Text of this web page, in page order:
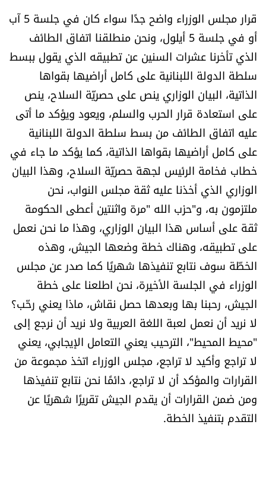
اقرأ تضحك
كاميرا
سجالات
صحّة وصحن
الرياضة
منوّعات
حظّك اليوم
للتاريخ
فيديو
من نحن
للتواصل معنا
شروط الاستخدام
شروط الإشتراك
قرار مجلس الوزراء واضح جدًا سواء كان في جلسة 5 آب
أو في جلسة 5 أيلول، ونحن منطلقنا اتفاق الطائف
الذي تأخرنا عشرات السنين عن تطبيقه الذي يقول ببسط
سلطة الدولة اللبنانية على كامل أراضيها بقواها
الذاتية، البيان الوزاري ينص على حصريّة السلاح، ينص
على استعادة قرار الحرب والسلم، ويعود ويؤكد ما أتى
عليه اتفاق الطائف من بسط سلطة الدولة اللبنانية
على كامل أراضيها بقواها الذاتية، كما يؤكد ما جاء في
خطاب فخامة الرئيس لجهة حصريّة السلاح، وهذا البيان
الوزاري الذي أخذنا عليه ثقة مجلس النواب، نحن
ملتزمون به، و"حزب الله "مرة واثنتين أعطى الحكومة
ثقة على أساس هذا البيان الوزاري، وهذا ما نحن نعمل
على تطبيقه، وهناك خطة وضعها الجيش، وهذه
الخطّة سوف نتابع تنفيذها شهريًا كما صدر عن مجلس
الوزراء في الجلسة الأخيرة، نحن اطلعنا على خطة
الجيش، رحبنا بها وبعدها حصل نقاش، ماذا يعني رحّب؟
لا نريد أن نعمل لعبة اللغة العربية ولا نريد أن نرجع إلى
"محيط المحيط"، الترحيب يعني التعامل الإيجابي، يعني
لا تراجع وأكيد لا تراجع، مجلس الوزراء اتخذ مجموعة من
القرارات والمؤكد أن لا تراجع، دائمًا نحن نتابع تنفيذها
ومن ضمن القرارات أن يقدم الجيش تقريرًا شهريًا عن
التقدم بتنفيذ الخطة.